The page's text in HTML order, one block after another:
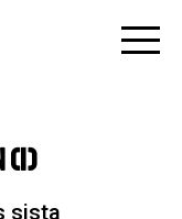
sista